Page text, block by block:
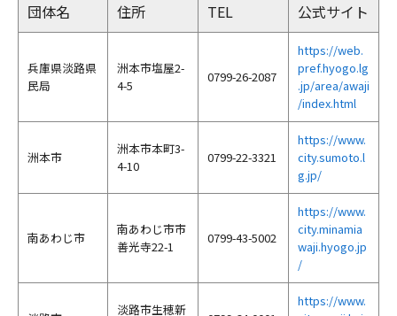
団体名 住所 TEL 公式サイト
兵庫県淡路県
民局
洲本市塩屋2-
4-5
0799-26-2087
https://web.
pref.hyogo.lg
.jp/area/awaji
/index.html
洲本市
洲本市本町3-
4-10
0799-22-3321
https://www.
city.sumoto.l
g.jp/
南あわじ市
南あわじ市市
善光寺22-1
0799-43-5002
https://www.
city.minamia
waji.hyogo.jp
/
淡路市生穂新
https://www.